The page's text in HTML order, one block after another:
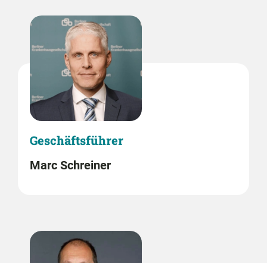
Geschäftsführer
Marc Schreiner